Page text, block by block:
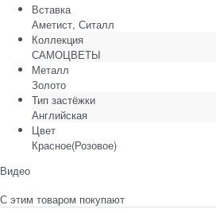
Вставка
Аметист, Ситалл
Коллекция
САМОЦВЕТЫ
Металл
Золото
Тип застёжки
Английская
Цвет
Красное(Розовое)
Видео
С этим товаром покупают